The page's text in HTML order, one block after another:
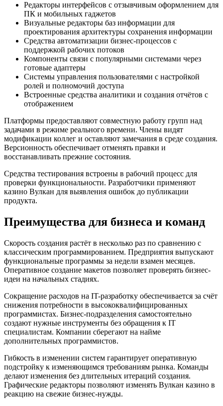
Редакторы интерфейсов с отзывчивым оформлением для
ПК и мобильных гаджетов
Визуальные редакторы баз информации для
проектирования архитектуры сохранения информации
Средства автоматизации бизнес-процессов с
поддержкой рабочих потоков
Компоненты связи с популярными системами через
готовые адаптеры
Системы управления пользователями с настройкой
ролей и полномочий доступа
Встроенные средства аналитики и создания отчётов с
отображением
Платформы предоставляют совместную работу групп над
задачами в режиме реального времени. Члены видят
модификации коллег и оставляют замечания в среде создания.
Версионность обеспечивает отменять правки и
восстанавливать прежние состояния.
Средства тестирования встроены в рабочий процесс для
проверки функциональности. Разработчики применяют
казино Вулкан для выявления ошибок до публикации
продукта.
Преимущества для бизнеса и команд
Скорость создания растёт в несколько раз по сравнению с
классическим программированием. Предприятия выпускают
функциональные программы за недели взамен месяцев.
Оперативное создание макетов позволяет проверять бизнес-
идеи на начальных стадиях.
Сокращение расходов на IT-разработку обеспечивается за счёт
снижения потребности в высококвалифицированных
программистах. Бизнес-подразделения самостоятельно
создают нужные инструменты без обращения к IT
специалистам. Компании сберегают на найме
дополнительных программистов.
Гибкость в изменении систем гарантирует оперативную
подстройку к изменяющимся требованиям рынка. Команды
делают изменения без длительных итераций создания.
Графические редакторы позволяют изменять Вулкан казино в
реакцию на свежие бизнес-нужды.